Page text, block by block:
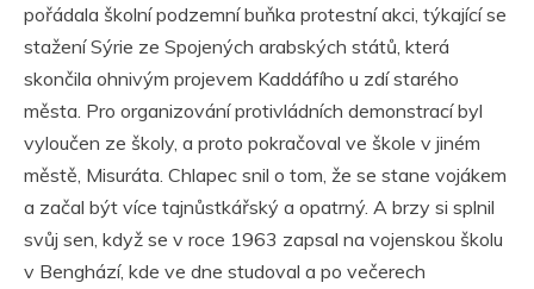
pořádala školní podzemní buňka protestní akci, týkající se
stažení Sýrie ze Spojených arabských států, která
skončila ohnivým projevem Kaddáfího u zdí starého
města. Pro organizování protivládních demonstrací byl
vyloučen ze školy, a proto pokračoval ve škole v jiném
městě, Misuráta. Chlapec snil o tom, že se stane vojákem
a začal být více tajnůstkářský a opatrný. A brzy si splnil
svůj sen, když se v roce 1963 zapsal na vojenskou školu
v Benghází, kde ve dne studoval a po večerech